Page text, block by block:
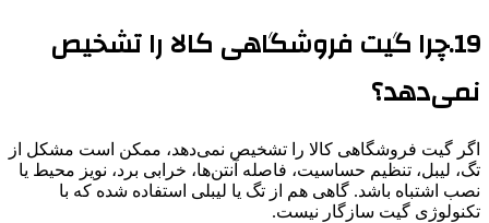
19.چرا گیت فروشگاهی کالا را تشخیص
نمی‌دهد؟
اگر گیت فروشگاهی کالا را تشخیص نمی‌دهد، ممکن است مشکل از
تگ، لیبل، تنظیم حساسیت، فاصله آنتن‌ها، خرابی برد، نویز محیط یا
نصب اشتباه باشد. گاهی هم از تگ یا لیبلی استفاده شده که با
تکنولوژی گیت سازگار نیست.